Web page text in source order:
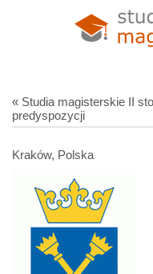
« Studia magisterskie II
predyspozycji
Kraków, Polska